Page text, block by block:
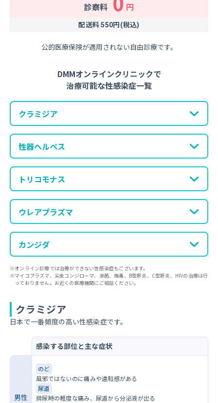
診察料 円
配送料550円(税込)
公的医療保険が適用されない自由診療です。
DMMオンラインクリニックで
治療可能な性感染症一覧
クラミジア
性器ヘルペス
トリコモナス
ウレアプラズマ
カンジダ
オンライン診療では治療ができない性感染症もございます。
マイコプラズマ、尖圭コンジローマ、淋菌、梅毒、B型肝炎、C型肝炎、HIVの治療は行
っておりません。お近くの医療機関にご相談ください。
クラミジア
日本で一番頻度の高い性感染症です。
感染する部位と主な症状
男性
のど
風邪ではないのに痛みや違和感がある
尿道
排尿時の軽度な痛み、尿道から分泌液が出る